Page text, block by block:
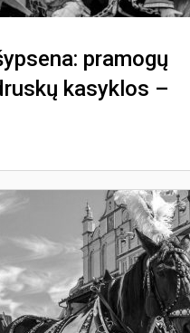
pramogų
kasyklos –